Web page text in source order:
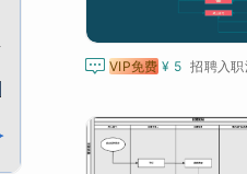
 VIP免费 ¥ 5 招聘入